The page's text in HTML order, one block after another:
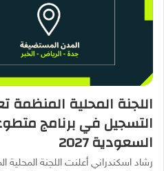
اللجنة المحلية
التسجيل في برنامج
السعودية 2027